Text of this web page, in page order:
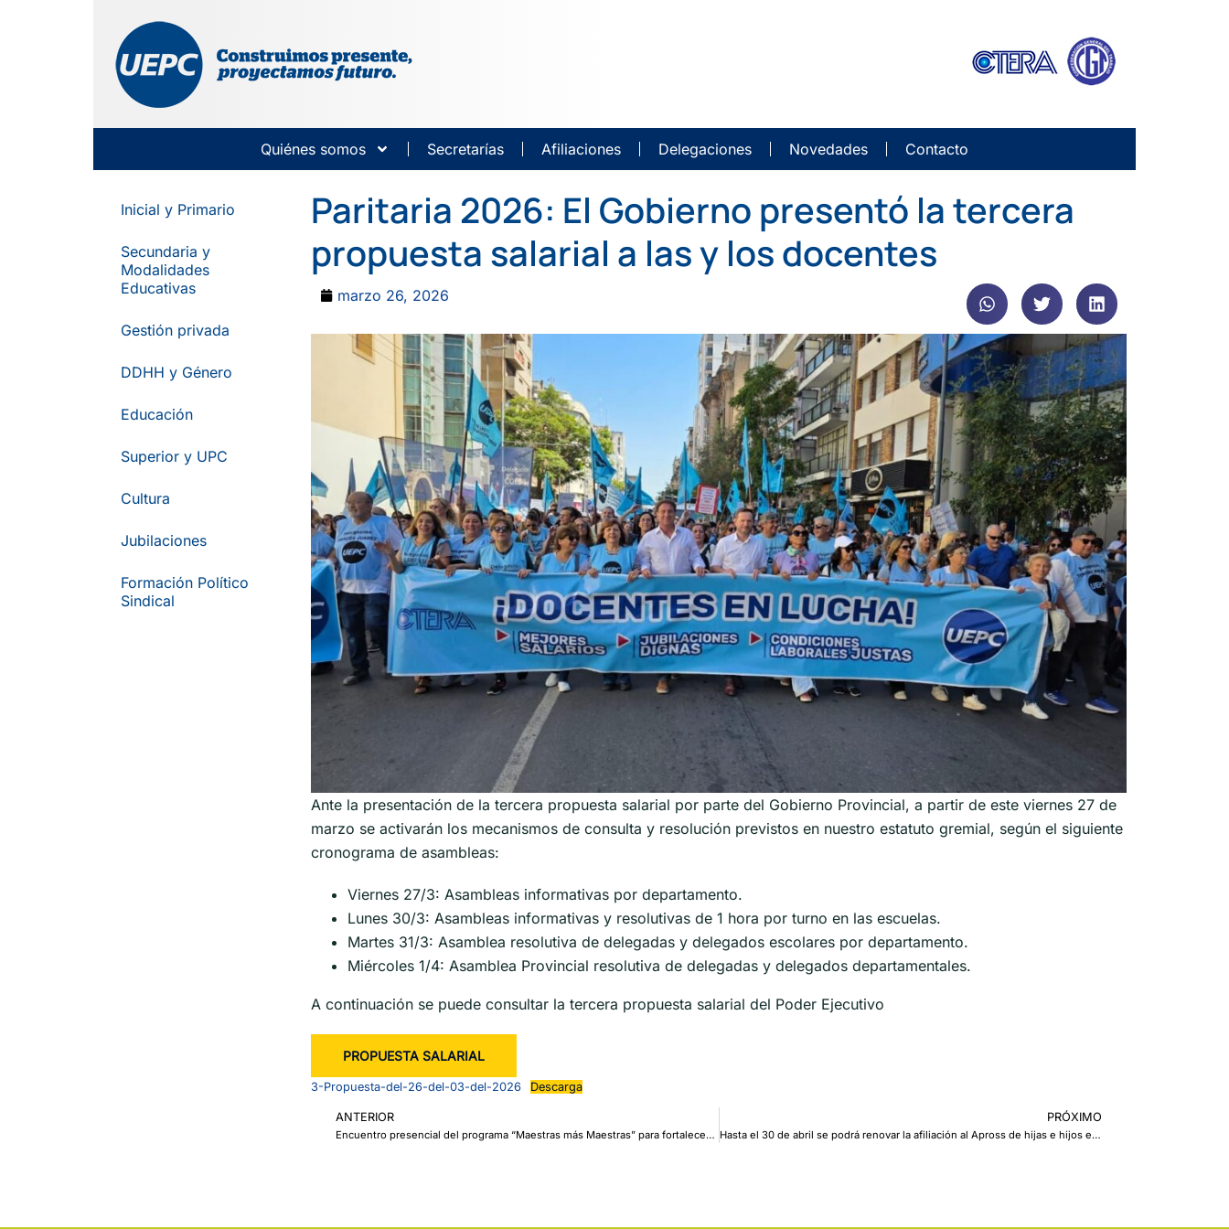
Quiénes somos Secretarías Afiliaciones Delegaciones Novedades Contacto
Inicial y Primario
Secundaria y
Modalidades
Educativas
Gestión privada
DDHH y Género
Educación
Superior y UPC
Cultura
Jubilaciones
Formación Político
Sindical
Paritaria 2026: El Gobierno presentó la tercera
propuesta salarial a las y los docentes
marzo 26, 2026
Ante la presentación de la tercera propuesta salarial por parte del Gobierno Provincial, a partir de este viernes 27 de
marzo se activarán los mecanismos de consulta y resolución previstos en nuestro estatuto gremial, según el siguiente
cronograma de asambleas:
Viernes 27/3: Asambleas informativas por departamento.
Lunes 30/3: Asambleas informativas y resolutivas de 1 hora por turno en las escuelas.
Martes 31/3: Asamblea resolutiva de delegadas y delegados escolares por departamento.
Miércoles 1/4: Asamblea Provincial resolutiva de delegadas y delegados departamentales.
A continuación se puede consultar la tercera propuesta salarial del Poder Ejecutivo
PROPUESTA SALARIAL
3-Propuesta-del-26-del-03-del-2026 Descarga
ANTERIOR
Encuentro presencial del programa “Maestras más Maestras” para fortalecer la alfabetización y la enseñanza de la matemática
PRÓXIMO
Hasta el 30 de abril se podrá renovar la afiliación al Apross de hijas e hijos estudiantes